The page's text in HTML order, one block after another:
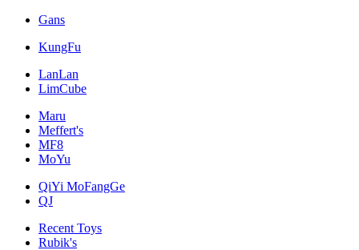
Gans
KungFu
LanLan
LimCube
Maru
Meffert's
MF8
MoYu
QiYi MoFangGe
QJ
Recent Toys
Rubik's